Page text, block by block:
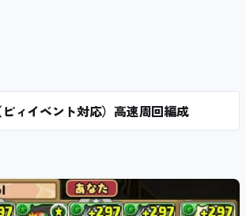
ィイベント対応）高速周回編成